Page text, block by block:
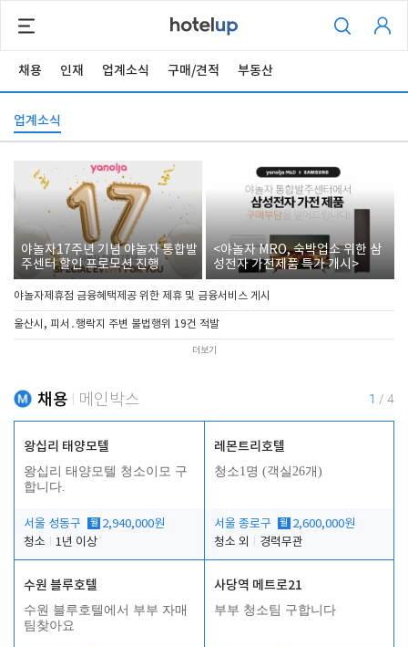
채용 인재 업계소식 구매/견적 부동산
업계소식
야놀자17주년 기념 야놀자 통합발
주센터 할인 프로모션 진행
<야놀자 MRO, 숙박업소 위한 삼
성전자 가전제품 특가 개시>
야놀자제휴점 금융혜택제공 위한 제휴 및 금융서비스 게시
울산시, 피서․행락지 주변 불법행위 19건 적발
더보기
채용 메인박스 1 / 4
왕십리 태양모텔
왕십리 태양모텔 청소이모 구
합니다.
서울 성동구 월 2,940,000원
청소
1년 이상
레몬트리호텔
청소1명 (객실26개)
서울 종로구 월 2,600,000원
청소 외
경력무관
수원 블루호텔
수원 블루호텔에서 부부 자매
팀찾아요
사당역 메트로21
부부 청소팀 구합니다